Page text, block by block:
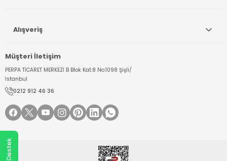
Müşteri İletişim
PERPA TİCARET MERKEZİ B Blok Kat:8 No:1098 Şişli/
İstanbul
0212 912 46 36
Alışveriş